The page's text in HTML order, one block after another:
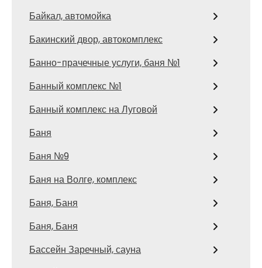
Байкал, автомойка
Бакинский двор, автокомплекс
Банно-прачечные услуги, баня №1
Банный комплекс №1
Банный комплекс на Луговой
Баня
Баня №9
Баня на Волге, комплекс
Баня, Баня
Баня, Баня
Бассейн Заречный, сауна